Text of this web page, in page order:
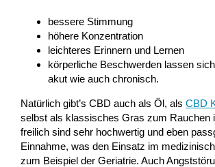
bessere Stimmung
höhere Konzentration
leichteres Erinnern und Lernen
körperliche Beschwerden lassen
akut wie auch chronisch.
Natürlich gibt’s CBD auch als Öl, als CBD
selbst als klassisches Gras zum Rauchen
freilich sind sehr hochwertig und eben
Einnahme, was den Einsatz im
zum Beispiel der Geriatrie. Auch